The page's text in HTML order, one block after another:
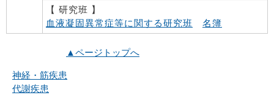
【 研究班 】
血液凝固異常症等に関する研究班
名簿
▲ページトップへ
神経・筋疾患
代謝疾患